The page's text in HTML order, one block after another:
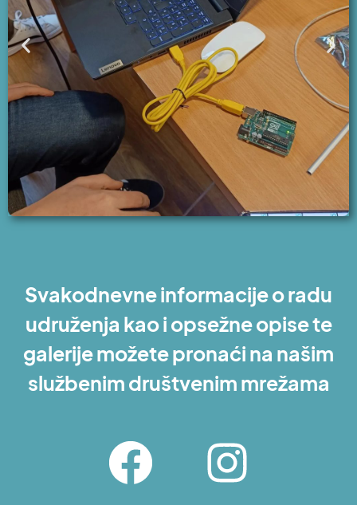
Svakodnevne informacije o radu
udruženja kao i opsežne opise te
galerije možete pronaći na našim
službenim društvenim mrežama